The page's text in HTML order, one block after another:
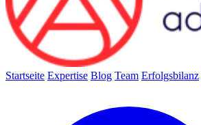
Startseite Expertise Blog Team Erfolgsbilanz